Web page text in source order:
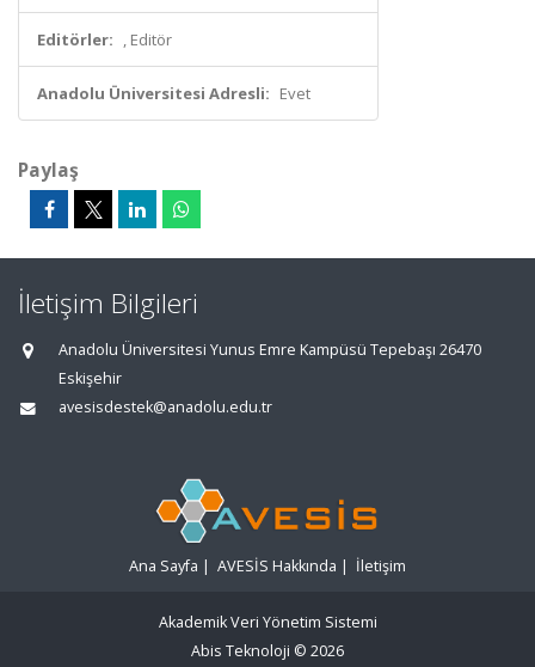
Editörler: , Editör
Anadolu Üniversitesi Adresli: Evet
Paylaş
İletişim Bilgileri
Anadolu Üniversitesi Yunus Emre Kampüsü Tepebaşı 26470
Eskişehir
avesisdestek@anadolu.edu.tr
Ana Sayfa | AVESİS Hakkında | İletişim
Akademik Veri Yönetim Sistemi
Abis Teknoloji © 2026